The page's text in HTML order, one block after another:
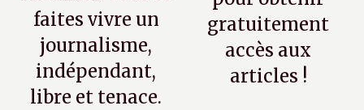
faites vivre un
journalisme,
indépendant,
libre et tenace.
gratuitement
accès aux
articles !